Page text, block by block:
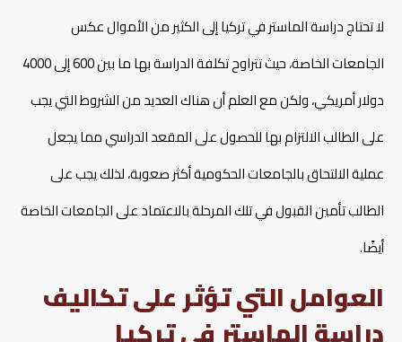
لا تحتاج دراسة الماستر في تركيا إلى الكثير من الأموال عكس
الجامعات الخاصة، حيث تتراوح تكلفة الدراسة بها ما بين 600 إلى 4000
دولار أمريكي، ولكن مع العلم أن هناك العديد من الشروط التي يجب
على الطالب الالتزام بها للحصول على المقعد الدراسي مما يجعل
عملية الالتحاق بالجامعات الحكومية أكثر صعوبة، لذلك يجب على
الطالب تأمين القبول في تلك المرحلة بالاعتماد على الجامعات الخاصة
أيضًا.
العوامل التي تؤثر على تكاليف
دراسة الماستر في تركيا